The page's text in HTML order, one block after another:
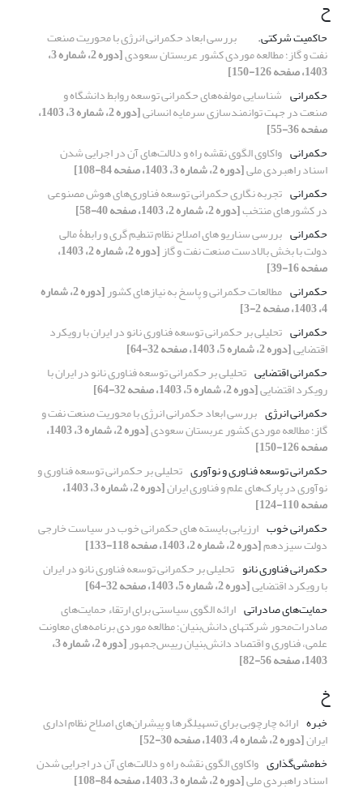
ح
حاکمیت شرکتی. بررسی ابعاد حکمرانی انرژی با محوریت صنعت
نفت و گاز؛ مطالعه موردی کشور عربستان سعودی [دوره 2، شماره 3،
1403، صفحه 126-150]
حکمرانی شناسایی مولفه‌های حکمرانی توسعه روابط دانشگاه و
صنعت در جهت توانمندسازی سرمایه انسانی [دوره 2، شماره 3، 1403،
صفحه 36-55]
حکمرانی واکاوی الگوی نقشه راه و دلالت‌های آن در اجرایی شدن
اسناد راهبردی ملی[دوره 2، شماره 3، 1403، صفحه 84-108]
حکمرانی تجربه نگاری حکمرانی توسعه فناوری‌های هوش مصنوعی
در کشورهای منتخب[دوره 2، شماره 2، 1403، صفحه 40-58]
حکمرانی بررسی سناریو های اصلاح نظام تنطیم گری و رابطۀ مالی
دولت با بخش بالادست صنعت نفت و گاز [دوره 2، شماره 2، 1403،
صفحه 16-39]
حکمرانی مطالعات حکمرانی و پاسخ به نیازهای کشور [دوره 2، شماره
4، 1403، صفحه 2-3]
حکمرانی تحلیلی بر حکمرانی توسعه فناوری نانو در ایران با رویکرد
اقتضایی[دوره 2، شماره 5، 1403، صفحه 32-64]
حکمرانی اقتضایی تحلیلی بر حکمرانی توسعه فناوری نانو در ایران با
رویکرد اقتضایی[دوره 2، شماره 5، 1403، صفحه 32-64]
حکمرانی انرژی بررسی ابعاد حکمرانی انرژی با محوریت صنعت نفت و
گاز؛ مطالعه موردی کشور عربستان سعودی [دوره 2، شماره 3، 1403،
صفحه 126-150]
حکمرانی توسعه فناوری و نوآوری تحلیلی بر حکمرانی توسعه فناوری و
نوآوری در پارک‌های علم و فناوری ایران [دوره 2، شماره 3، 1403،
صفحه 110-124]
حکمرانی خوب ارزیابی بایسته های حکمرانی خوب در سیاست خارجی
دولت سیزدهم[دوره 2، شماره 2، 1403، صفحه 118-133]
حکمرانی فناوری نانو تحلیلی بر حکمرانی توسعه فناوری نانو در ایران
با رویکرد اقتضایی[دوره 2، شماره 5، 1403، صفحه 32-64]
حمایت‌های صادراتی ارائه الگوی سیاستی برای ارتقاء حمایت‌های
صادرات‌محور شرکتهای دانش‌بنیان؛ مطالعه موردی برنامه‌های معاونت
علمی، فناوری و اقتصاد دانش‌بنیان رییس‌جمهور [دوره 2، شماره 3،
1403، صفحه 56-82]
خ
خبره ارائه چارچوبی برای تسهیلگرها و پیشران‌های اصلاح نظام اداری
ایران[دوره 2، شماره 4، 1403، صفحه 30-52]
خط‌مشی‌‌گذاری واکاوی الگوی نقشه راه و دلالت‌های آن در اجرایی شدن
اسناد راهبردی ملی[دوره 2، شماره 3، 1403، صفحه 84-108]